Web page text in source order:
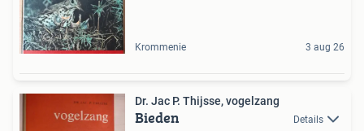
Krommenie 3 aug 26
Dr. Jac P. Thijsse, vogelzang
Bieden Details